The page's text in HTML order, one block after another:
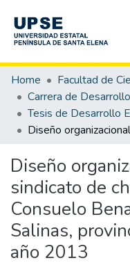
Communities & Collections
All of DSpace
Statistics
Home
Diseño
sindicato de
Consuelo
Salinas,
año 2013